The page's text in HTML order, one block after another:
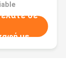
σε
με